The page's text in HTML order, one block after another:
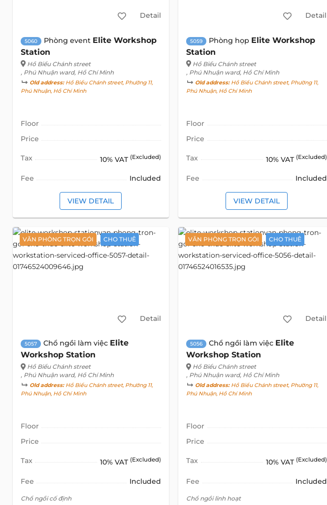
Detail
5060 Phòng event Elite Workshop
Station
Hồ Biểu Chánh street
, Phú Nhuận ward, Hồ Chí Minh
Old address:Hồ Biểu Chánh street, Phường 11,
Phú Nhuận, Hồ Chí Minh
Floor
Price
Tax 10% VAT (Excluded)
Fee Included
VIEW DETAIL
Detail
5059 Phòng họp Elite Workshop
Station
Hồ Biểu Chánh street
, Phú Nhuận ward, Hồ Chí Minh
Old address:Hồ Biểu Chánh street, Phường 11,
Phú Nhuận, Hồ Chí Minh
Floor
Price
Tax 10% VAT (Excluded)
Fee Included
VIEW DETAIL
VĂN PHÒNG TRỌN GÓI CHO THUÊ
Detail
5057 Chổ ngồi làm việc Elite
Workshop Station
Hồ Biểu Chánh street
, Phú Nhuận ward, Hồ Chí Minh
Old address:Hồ Biểu Chánh street, Phường 11,
Phú Nhuận, Hồ Chí Minh
Floor
Price
Tax 10% VAT (Excluded)
Fee Included
Chổ ngồi cố định
VĂN PHÒNG TRỌN GÓI CHO THUÊ
Detail
5056 Chổ ngồi làm việc Elite
Workshop Station
Hồ Biểu Chánh street
, Phú Nhuận ward, Hồ Chí Minh
Old address:Hồ Biểu Chánh street, Phường 11,
Phú Nhuận, Hồ Chí Minh
Floor
Price
Tax 10% VAT (Excluded)
Fee Included
Chổ ngồi linh hoạt